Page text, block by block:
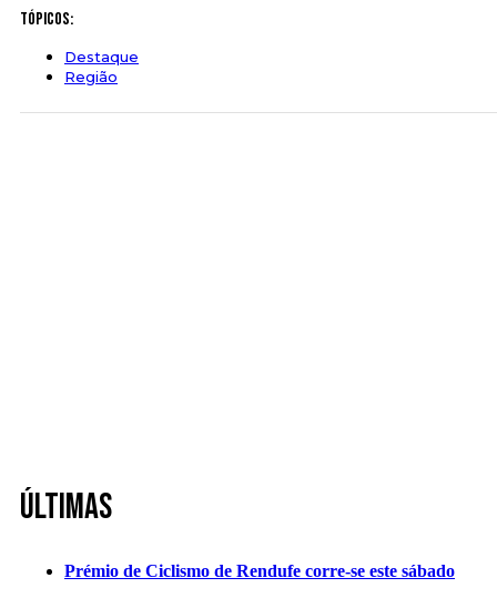
Tópicos:
Destaque
Região
Últimas
Prémio de Ciclismo de Rendufe corre-se este sábado